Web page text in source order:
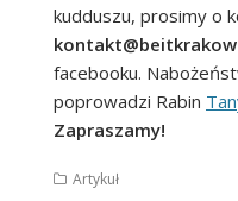
kudduszu, prosimy o
facebooku.
poprowadzi Rabin
Zapraszamy!
Artykuł